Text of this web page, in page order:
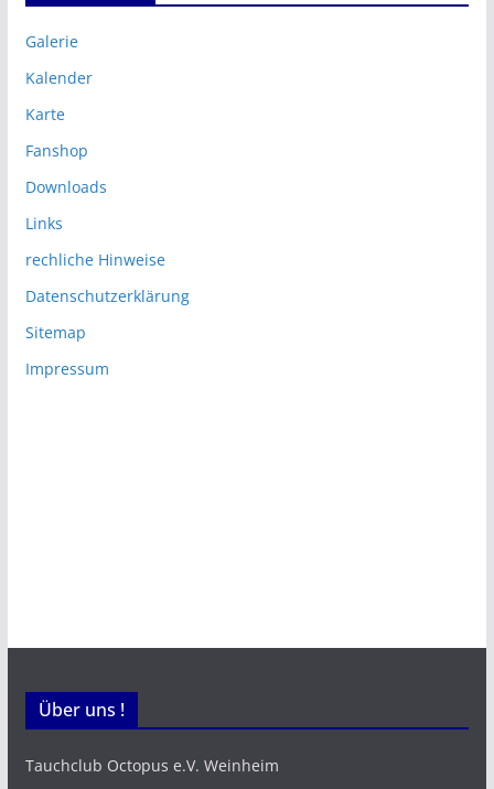
Galerie
Kalender
Karte
Fanshop
Downloads
Links
rechliche Hinweise
Datenschutzerklärung
Sitemap
Impressum
Über uns !
Tauchclub Octopus e.V. Weinheim